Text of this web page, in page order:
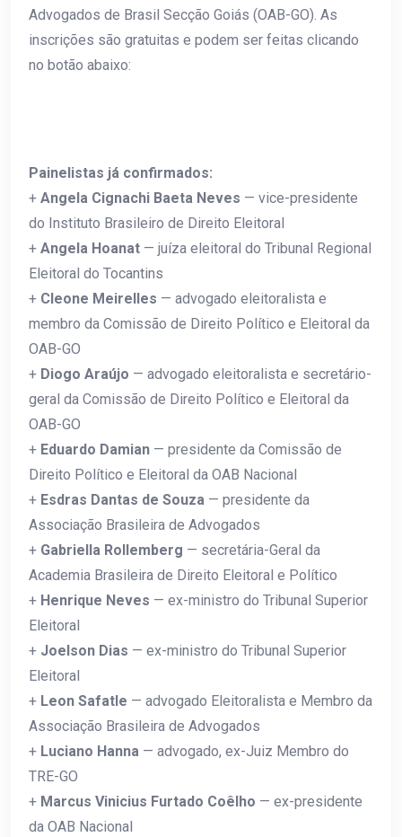
Advogados de Brasil Secção Goiás (OAB-GO). As
inscrições são gratuitas e podem ser feitas clicando
no botão abaixo:
Painelistas já confirmados:
+ Angela Cignachi Baeta Neves — vice-presidente
do Instituto Brasileiro de Direito Eleitoral
+ Angela Hoanat — juíza eleitoral do Tribunal Regional
Eleitoral do Tocantins
+ Cleone Meirelles — advogado eleitoralista e
membro da Comissão de Direito Político e Eleitoral da
OAB-GO
+ Diogo Araújo — advogado eleitoralista e secretário-
geral da Comissão de Direito Político e Eleitoral da
OAB-GO
+ Eduardo Damian — presidente da Comissão de
Direito Político e Eleitoral da OAB Nacional
+ Esdras Dantas de Souza — presidente da
Associação Brasileira de Advogados
+ Gabriella Rollemberg — secretária-Geral da
Academia Brasileira de Direito Eleitoral e Político
+ Henrique Neves — ex-ministro do Tribunal Superior
Eleitoral
+ Joelson Dias — ex-ministro do Tribunal Superior
Eleitoral
+ Leon Safatle — advogado Eleitoralista e Membro da
Associação Brasileira de Advogados
+ Luciano Hanna — advogado, ex-Juiz Membro do
TRE-GO
+ Marcus Vinicius Furtado Coêlho — ex-presidente
da OAB Nacional